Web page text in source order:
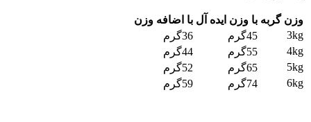
وزن گربه با وزن ایده آل با اضافه وزن
3kg
45گرم
36گرم
4kg
55گرم
44گرم
5kg
65گرم
52گرم
6kg
74گرم 59گرم